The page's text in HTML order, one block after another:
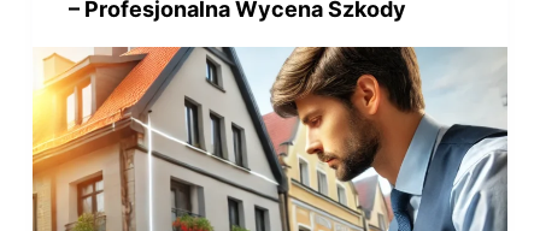
– Profesjonalna Wycena Szkody